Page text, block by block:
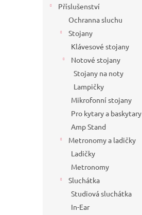
Příslušenství
Ochranna sluchu
Stojany
Klávesové stojany
Notové stojany
Stojany na noty
Lampičky
Mikrofonní stojany
Pro kytary a baskytary
Amp Stand
Metronomy a ladičky
Ladičky
Metronomy
Sluchátka
Studiová sluchátka
In-Ear